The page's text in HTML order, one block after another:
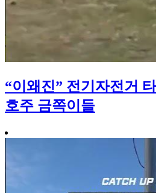
“이왜진” 전기자전거
호주 금쪽이들